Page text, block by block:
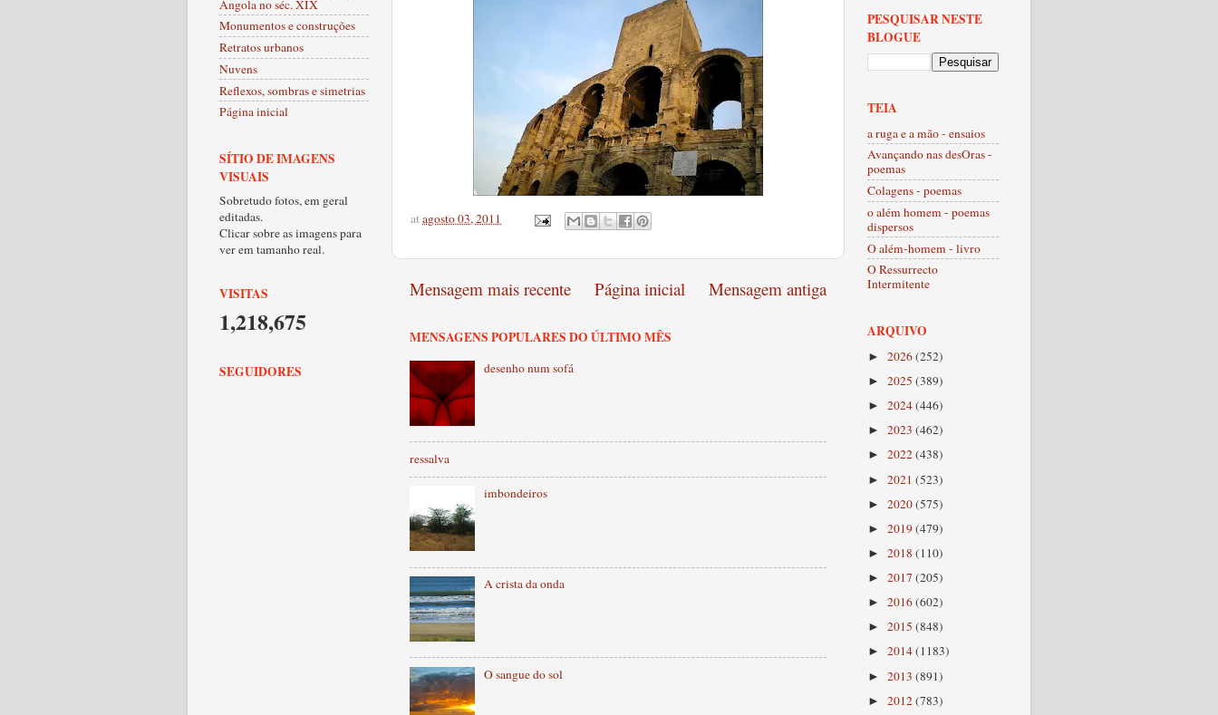
atagosto 03, 2011
Mensagem mais recente Mensagem antiga
Página inicial
MENSAGENS POPULARES DO ÚLTIMO MÊS
desenho num sofá
ressalva
imbondeiros
A crista da onda
O sangue do sol
Angola no séc. XIX
Monumentos e construções
Retratos urbanos
Nuvens
Reflexos, sombras e simetrias
Página inicial
SÍTIO DE IMAGENS
VISUAIS
Sobretudo fotos, em geral
editadas.
Clicar sobre as imagens para
ver em tamanho real.
VISITAS
1,218,675
SEGUIDORES
PESQUISAR NESTE
BLOGUE
TEIA
a ruga e a mão - ensaios
Avançando nas desOras -
poemas
Colagens - poemas
o além homem - poemas
dispersos
O além-homem - livro
O Ressurrecto
Intermitente
ARQUIVO
► 2026(252)
► 2025 (389)
► 2024(446)
► 2023 (462)
► 2022(438)
► 2021 (523)
► 2020(575)
► 2019(479)
► 2018 (110)
► 2017 (205)
► 2016(602)
► 2015 (848)
► 2014(1183)
► 2013 (891)
► 2012(783)